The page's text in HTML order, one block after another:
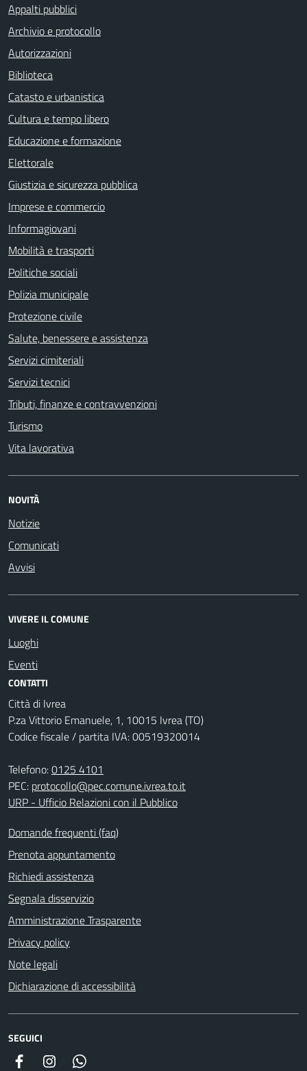
Appalti pubblici
Archivio e protocollo
Autorizzazioni
Biblioteca
Catasto e urbanistica
Cultura e tempo libero
Educazione e formazione
Elettorale
Giustizia e sicurezza pubblica
Imprese e commercio
Informagiovani
Mobilità e trasporti
Politiche sociali
Polizia municipale
Protezione civile
Salute, benessere e assistenza
Servizi cimiteriali
Servizi tecnici
Tributi, finanze e contravvenzioni
Turismo
Vita lavorativa
NOVITÀ
Notizie
Comunicati
Avvisi
VIVERE IL COMUNE
Luoghi
Eventi
CONTATTI
Città di Ivrea
P.za Vittorio Emanuele, 1, 10015 Ivrea (TO)
Codice fiscale / partita IVA: 00519320014
Telefono:0125 4101
PEC: protocollo@pec.comune.ivrea.to.it
URP - Ufficio Relazioni con il Pubblico
Domande frequenti (faq)
Prenota appuntamento
Richiedi assistenza
Segnala disservizio
Amministrazione Trasparente
Privacy policy
Note legali
Dichiarazione di accessibilità
SEGUICI
Facebook Instagram